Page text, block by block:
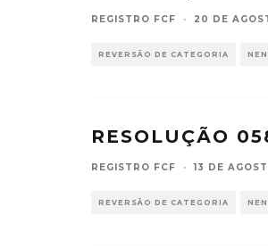
REGISTRO FCF · 20 DE
REVERSÃO DE CATEGORIA
RESOLUÇÃO
REGISTRO FCF · 13 DE
REVERSÃO DE CATEGORIA